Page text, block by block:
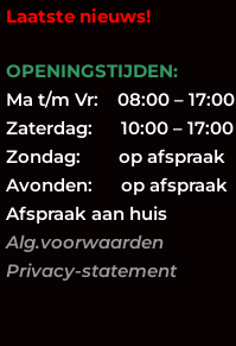
Laatste nieuws!
OPENINGSTIJDEN:
Ma t/m Vr: 08:00 – 17:00
Zaterdag: 10:00 – 17:00
Zondag: op afspraak
Avonden: op afspraak
Afspraak aan huis
Alg.voorwaarden
Privacy-statement